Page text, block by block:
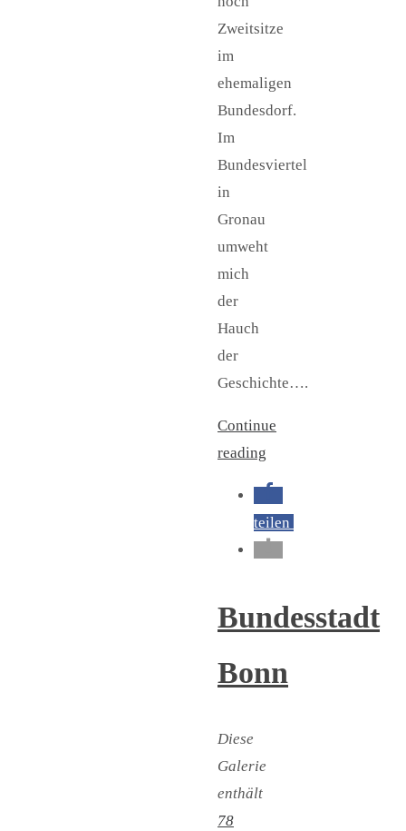
Zweitsitze
im
ehemaligen
Bundesdorf.
Im
Bundesviertel
in
Gronau
umweht
mich
der
Hauch
der
Geschichte….
Continue
reading
teilen
Bundesstadt
Bonn
Diese
Galerie
enthält
78